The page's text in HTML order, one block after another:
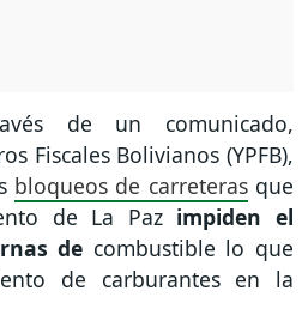
de un comunicado,
Fiscales Bolivianos (YPFB),
bloqueos de carreterasque
de La Paz impiden el
de combustible lo que
de carburantes en la